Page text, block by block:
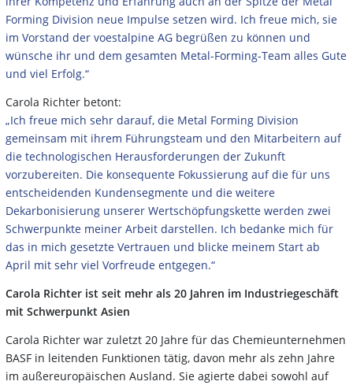
Forming Division neue Impulse setzen wird. Ich freue mich, sie
im Vorstand der voestalpine AG begrüßen zu können und
wünsche ihr und dem gesamten Metal-Forming-Team alles Gute
und viel Erfolg.“
Carola Richter betont:
„Ich freue mich sehr darauf, die Metal Forming Division
gemeinsam mit ihrem Führungsteam und den Mitarbeitern auf
die technologischen Herausforderungen der Zukunft
vorzubereiten. Die konsequente Fokussierung auf die für uns
entscheidenden Kundensegmente und die weitere
Dekarbonisierung unserer Wertschöpfungskette werden zwei
Schwerpunkte meiner Arbeit darstellen. Ich bedanke mich für
das in mich gesetzte Vertrauen und blicke meinem Start ab
April mit sehr viel Vorfreude entgegen.“
Carola Richter ist seit mehr als 20 Jahren im Industriegeschäft
mit Schwerpunkt Asien
Carola Richter war zuletzt 20 Jahre für das Chemieunternehmen
BASF in leitenden Funktionen tätig, davon mehr als zehn Jahre
im außereuropäischen Ausland. Sie agierte dabei sowohl auf